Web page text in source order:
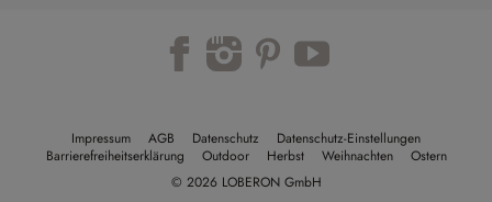
Impressum AGB Datenschutz
Datenschutz-Einstellungen
Barrierefreiheitserklärung
Outdoor Herbst Weihnachten
Ostern
© 2026 LOBERON GmbH